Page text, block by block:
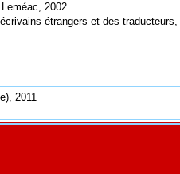
2002
étrangers et des traducteurs,
, 2011